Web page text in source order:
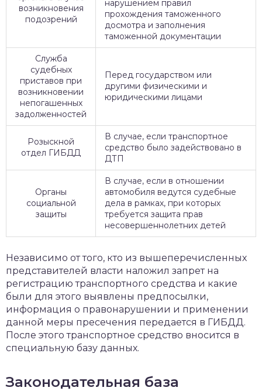
возникновения
подозрений
нарушением правил
прохождения таможенного
досмотра и заполнения
таможенной документации
Служба
судебных
приставов при
возникновении
непогашенных
задолженностей
Перед государством или
другими физическими и
юридическими лицами
Розыскной
отдел ГИБДД
В случае, если транспортное
средство было задействовано в
ДТП
Органы
социальной
защиты
В случае, если в отношении
автомобиля ведутся судебные
дела в рамках, при которых
требуется защита прав
несовершеннолетних детей
Независимо от того, кто из вышеперечисленных
представителей власти наложил запрет на
регистрацию транспортного средства и какие
были для этого выявлены предпосылки,
информация о правонарушении и применении
данной меры пресечения передается в ГИБДД.
После этого транспортное средство вносится в
специальную базу данных.
Законодательная база